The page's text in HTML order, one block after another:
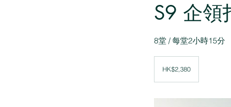
S9 企領
8堂 / 每堂2小時15分
KongHK$2,380